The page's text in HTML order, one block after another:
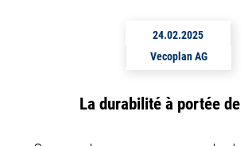
24.02.2025
Vecoplan AG
La durabilité à portée